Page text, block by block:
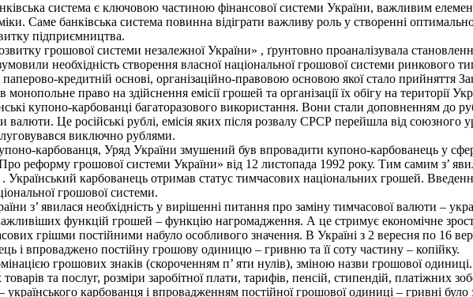
система є ключовою частиною фінансової системи України, важливим
Саме банківська система повинна відіграти важливу роль у створенні
підприємництва.
грошової системи незалежної України» , ґрунтовно проаналізувала
необхідність створення власної національної грошової системи ринкового
кредитній основі, організаційно-правовою основою якої стало прийняття
право на здійснення емісії грошей та організації їх обігу на території
купоно-карбованці багаторазового використання. Вони стали доповненням до
Це російські рублі, емісія яких після розвалу СРСР перейшла від союзного
виключно рублями.
карбованця, Уряд України змушений був впровадити купоно-карбованець у
реформу грошової системи України» від 12 листопада 1992 року. Тим самим з’
карбованець отримав статус тимчасових національних грошей.
грошової системи.
з’ явилася необхідність у вирішенні питання про заміну тимчасової валюти –
функцій грошей – функцію нагромадження. А це стримує економічне
грішми постійними набуло особливого значення. В Україні з 2 вересня по 16
і впроваджено постійну грошову одиницю – гривню та її соту частину – копійку.
грошових знаків (скороченням п’ яти нулів), зміною назви грошової
та послуг, розміри заробітної плати, тарифів, пенсій, стипендій, платіжних
карбованця і впровадженням постійної грошової одиниці – гривні